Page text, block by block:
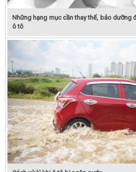
Những hạng mục cần thay thế, bảo dưỡng
ô tô